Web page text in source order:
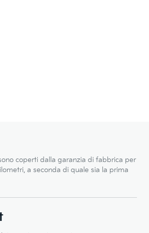
coperti dalla garanzia di fabbrica per
a seconda di quale sia la prima